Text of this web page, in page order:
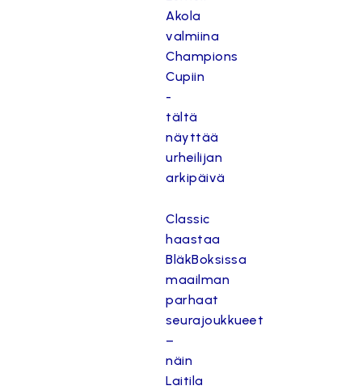
Akola
valmiina
Champions
Cupiin
-
tältä
näyttää
urheilijan
arkipäivä
Classic
haastaa
BläkBoksissa
maailman
parhaat
seurajoukkueet
–
näin
Laitila